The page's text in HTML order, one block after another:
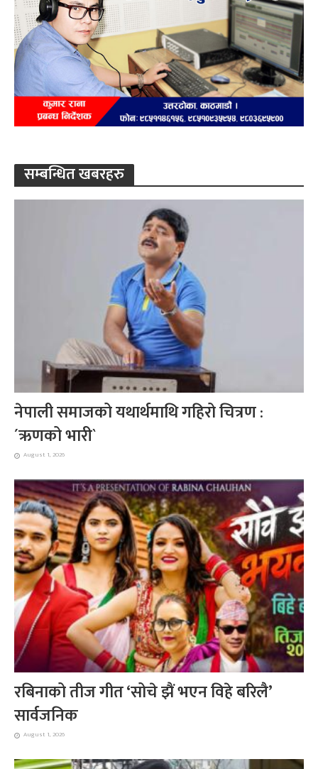
सम्बन्धित खबरहरु
नेपाली समाजको यथार्थमाथि गहिरो चित्रण :
´ऋणको भारी`
August 1, 2026
रबिनाको तीज गीत ‘सोचे झैं भएन विहे बरिलै’
सार्वजनिक
August 1, 2026